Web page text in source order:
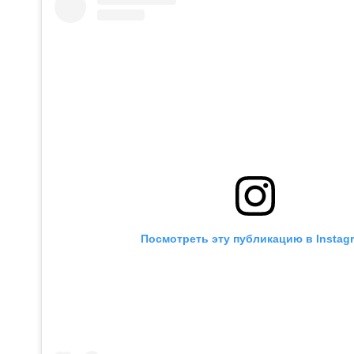
Посмотреть эту публикацию в